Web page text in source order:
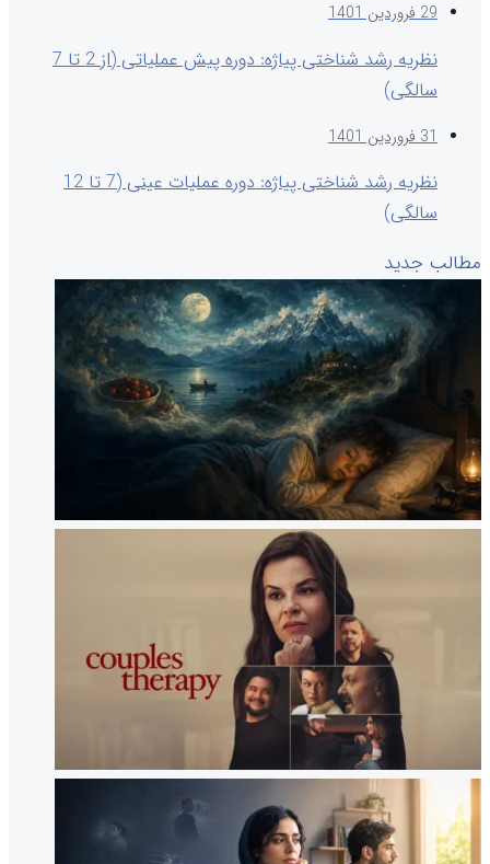
29 فروردین 1401
نظریه رشد شناختی پیاژه: دوره پیش عملیاتی (از 2 تا 7
سالگی)
31 فروردین 1401
نظریه رشد شناختی پیاژه: دوره عملیات عینی (7 تا 12
سالگی)
مطالب جدید